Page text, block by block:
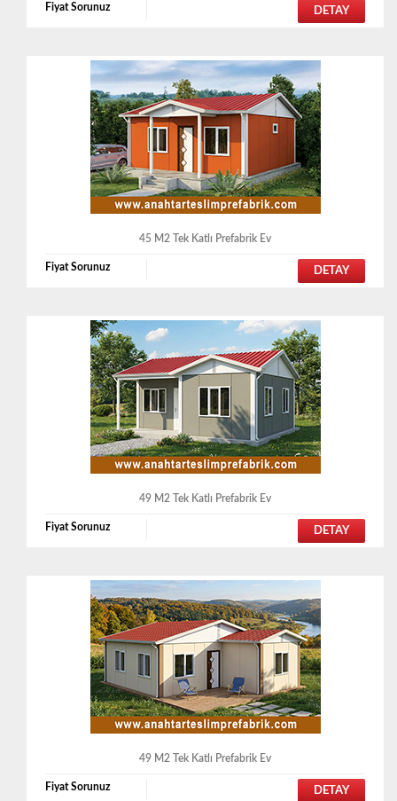
Fiyat Sorunuz DETAY
45 M2 Tek Katlı Prefabrik Ev
Fiyat Sorunuz DETAY
49 M2 Tek Katlı Prefabrik Ev
Fiyat Sorunuz DETAY
49 M2 Tek Katlı Prefabrik Ev
Fiyat Sorunuz DETAY